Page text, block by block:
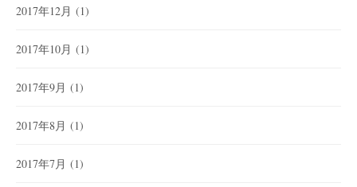
2017年12月 (1)
2017年10月 (1)
2017年9月 (1)
2017年8月 (1)
2017年7月 (1)